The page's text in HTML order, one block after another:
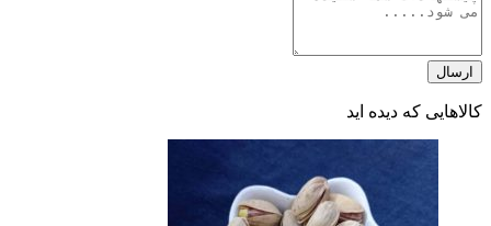
ارسال
کالاهایی که دیده اید